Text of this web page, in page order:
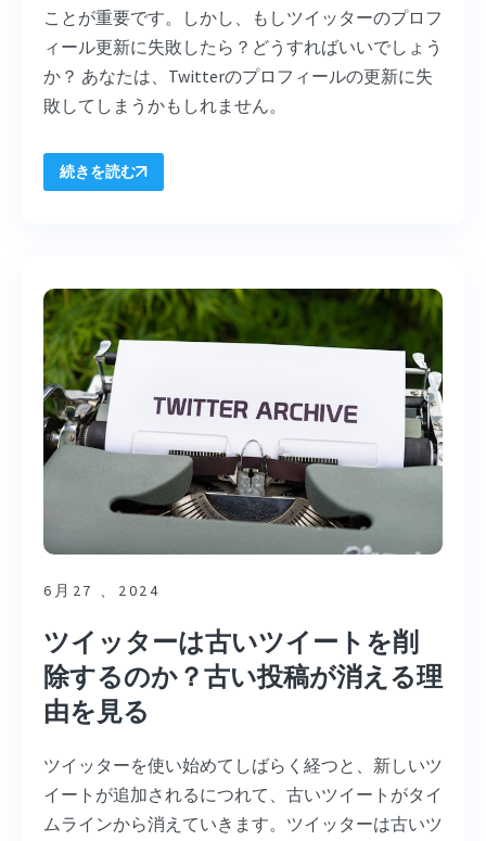
ことが重要です。しかし、もしツイッターのプロフ
ィール更新に失敗したら？どうすればいいでしょう
か？ あなたは、Twitterのプロフィールの更新に失
敗してしまうかもしれません。
続きを読む
6月27 、2024
ツイッターは古いツイートを削
除するのか？古い投稿が消える理
由を見る
ツイッターを使い始めてしばらく経つと、新しいツ
イートが追加されるにつれて、古いツイートがタイ
ムラインから消えていきます。ツイッターは古いツ